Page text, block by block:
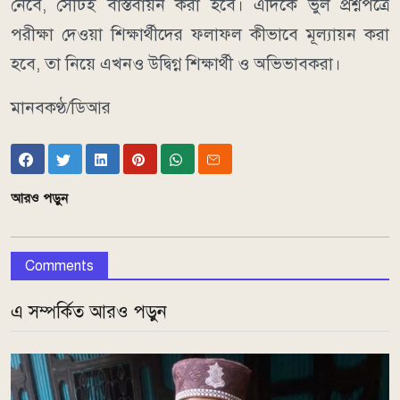
নেবে, সেটিই বাস্তবায়ন করা হবে। এদিকে ভুল প্রশ্নপত্রে
পরীক্ষা দেওয়া শিক্ষার্থীদের ফলাফল কীভাবে মূল্যায়ন করা
হবে, তা নিয়ে এখনও উদ্বিগ্ন শিক্ষার্থী ও অভিভাবকরা।
মানবকণ্ঠ/ডিআর
আরও পড়ুন
Comments
এ সম্পর্কিত আরও পড়ুন